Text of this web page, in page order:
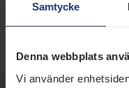
Samtycke
Denna webbplats
Vi använder
Racing Pub i